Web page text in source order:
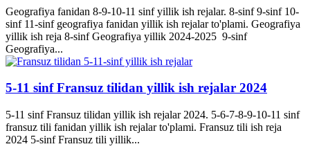
Geografiya fanidan 8-9-10-11 sinf yillik ish rejalar. 8-sinf 9-sinf 10-
sinf 11-sinf geografiya fanidan yillik ish rejalar to'plami. Geografiya
yillik ish reja 8-sinf Geografiya yillik 2024-2025 9-sinf
Geografiya...
5-11 sinf Fransuz tilidan yillik ish rejalar 2024
5-11 sinf Fransuz tilidan yillik ish rejalar 2024. 5-6-7-8-9-10-11 sinf
fransuz tili fanidan yillik ish rejalar to'plami. Fransuz tili ish reja
2024 5-sinf Fransuz tili yillik...